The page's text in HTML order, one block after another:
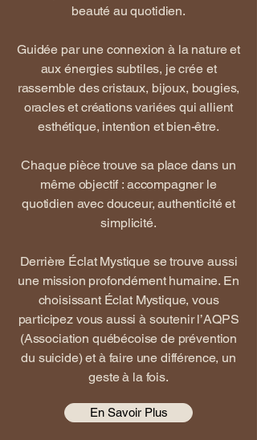
beauté au quotidien.
Guidée par une connexion à la nature et
aux énergies subtiles, je crée et
rassemble des cristaux, bijoux, bougies,
oracles et créations variées qui allient
esthétique, intention et bien-être.
Chaque pièce trouve sa place dans un
même objectif : accompagner le
quotidien avec douceur, authenticité et
simplicité.
Derrière Éclat Mystique se trouve aussi
une mission profondément humaine. En
choisissant Éclat Mystique, vous
participez vous aussi à soutenir l’AQPS
(Association québécoise de prévention
du suicide) et à faire une différence, un
geste à la fois.
En Savoir Plus